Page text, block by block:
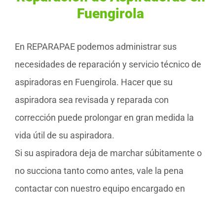
Fuengirola
En REPARAPAE podemos administrar sus
necesidades de reparación y servicio técnico de
aspiradoras en Fuengirola. Hacer que su
aspiradora sea revisada y reparada con
corrección puede prolongar en gran medida la
vida útil de su aspiradora.
Si su aspiradora deja de marchar súbitamente o
no succiona tanto como antes, vale la pena
contactar con nuestro equipo encargado en